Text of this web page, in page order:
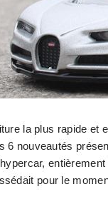
la plus rapide et
6 nouveautés
pour le